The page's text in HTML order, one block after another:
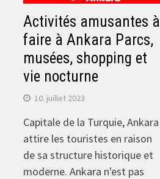
Activités amusantes à
faire à Ankara Parcs,
musées, shopping et
vie nocturne
10. juillet 2023
Capitale de la Turquie, Ankara
attire les touristes en raison
de sa structure historique et
moderne. Ankara n'est pas